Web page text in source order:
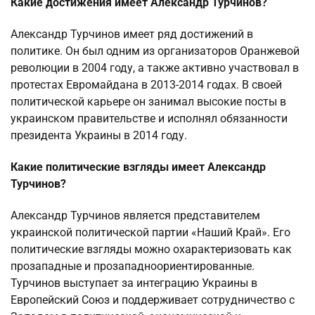
Александр Турчинов имеет ряд достижений в
политике. Он был одним из организаторов Оранжевой
революции в 2004 году, а также активно участвовал в
протестах Евромайдана в 2013-2014 годах. В своей
политической карьере он занимал высокие посты в
украинском правительстве и исполнял обязанности
президента Украины в 2014 году.
Какие политические взгляды имеет Александр
Турчинов?
Александр Турчинов является представителем
украинской политической партии «Наший Край». Его
политические взгляды можно охарактеризовать как
прозападные и прозападноориентированные.
Турчинов выступает за интеграцию Украины в
Европейский Союз и поддерживает сотрудничество с